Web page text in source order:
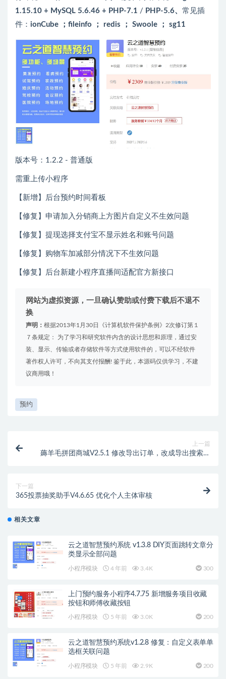
1.15.10 + MySQL 5.6.46 + PHP-7.1 / PHP-5.6、 常见插
件： ionCube ；fileinfo ； redis ； Swoole ； sg11
版本号：1.2.2 - 普通版
需重上传小程序
【新增】后台预约时间看板
【修复】申请加入分销商上方图片自定义不生效问题
【修复】提现选择支付宝不显示姓名和账号问题
【修复】购物车加减部分情况下不生效问题
【修复】后台新建小程序直播间适配官方新接口
网站为虚拟资源，一旦确认赞助或付费下载后不退不
换
声明： 根据2013年1月30日《计算机软件保护条例》2次修订第１
７条规定： 为了学习和研究软件内含的设计思想和原理，通过安
装、显示、传输或者存储软件等方式使用软件的，可以不经软件
著作权人许可，不向其支付报酬! 鉴于此，本源码仅供学习，不建
议商用哦！
预约
上一篇
薅羊毛拼团商城V2.5.1 修改导出订单，改成导出搜索订
下一篇
365投票抽奖助手V4.6.65 优化个人主体审核
相关文章
云之道智慧预约系统 v1.3.8 DIY页面跳转文章分
类显示全部问题
小程序模块 4 年前 3.4K 300
上门预约服务小程序4.7.75 新增服务项目收藏
按钮和师傅收藏按钮
小程序模块 5 年前 3.0K 200
云之道智慧预约系统v1.2.8 修复：自定义表单单
选框关联问题
小程序模块 5 年前 2.9K 200